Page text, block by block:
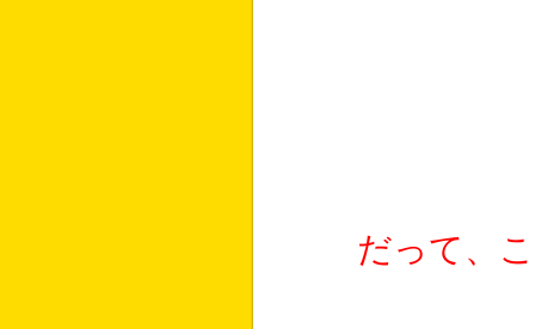
だって、こ